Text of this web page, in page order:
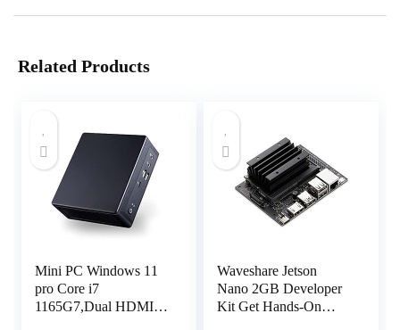
Related Products
Mini PC Windows 11
pro Core i7
1165G7,Dual HDMI
Waveshare Jetson
Nano 2GB Developer
Kit Get Hands-On